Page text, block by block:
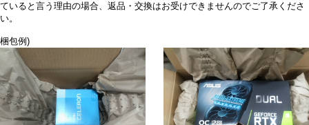
ていると言う理由の場合、返品・交換はお受けできませんのでご了承くださ
い。
梱包例)